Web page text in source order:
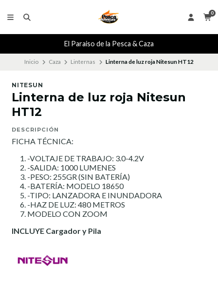
0
El Paraiso de la Pesca & Caza
Inicio Caza Linternas Linterna de luz roja Nitesun HT12
NITESUN
Linterna de luz roja Nitesun
HT12
DESCRIPCIÓN
FICHA TÉCNICA:
-VOLTAJE DE TRABAJO: 3.0-4.2V
-SALIDA: 1000 LUMENES
-PESO: 255GR (SIN BATERÍA)
-BATERÍA: MODELO 18650
-TIPO: LANZADORA E INUNDADORA
-HAZ DE LUZ: 480 METROS
MODELO CON ZOOM
INCLUYE Cargador y Pila